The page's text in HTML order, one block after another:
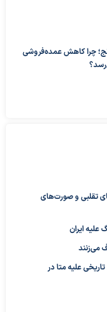
چرا کاهش عمده‌فروشی
تقلبی و صورت‌های
می‌زنند
علیه متا در